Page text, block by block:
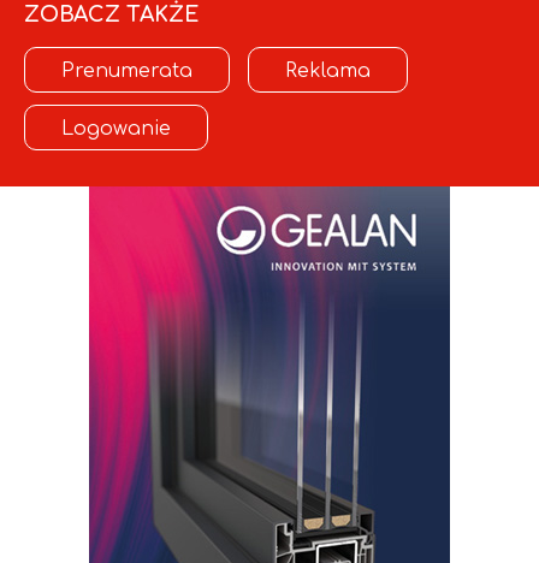
ZOBACZ TAKŻE
Prenumerata Reklama
Logowanie